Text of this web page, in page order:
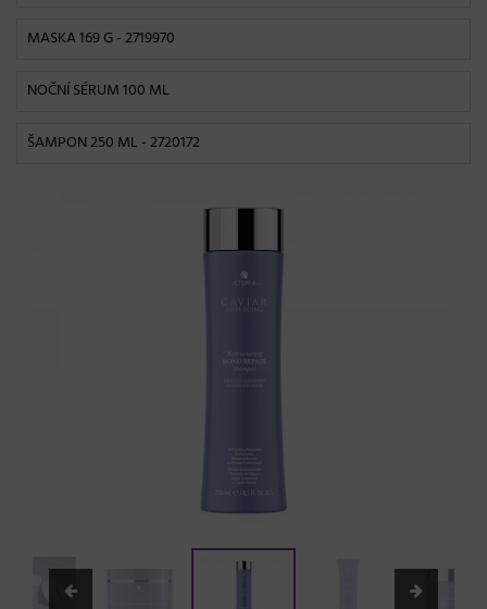
MASKA 169 G- 2719970
NOČNÍ SÉRUM 100 ML
ŠAMPON 250 ML - 2720172